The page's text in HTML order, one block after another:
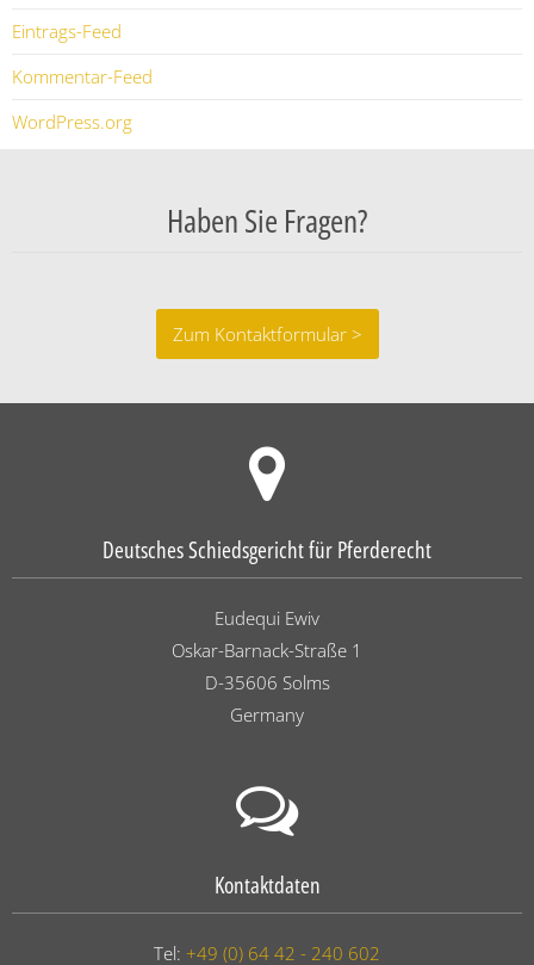
Eintrags-Feed
Kommentar-Feed
WordPress.org
Haben Sie Fragen?
Zum Kontaktformular >
Deutsches Schiedsgericht für Pferderecht
Eudequi Ewiv
Oskar-Barnack-Straße 1
D-35606 Solms
Germany
Kontaktdaten
Tel: +49 (0) 64 42 - 240 602